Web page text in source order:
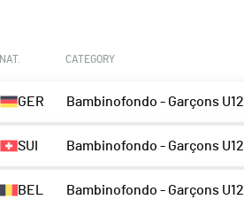
NAT. CATEGORY
GER Bambinofondo - Garçons U12
SUI Bambinofondo - Garçons U12
BEL Bambinofondo - Garçons U12